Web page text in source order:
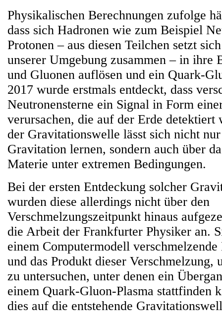
Physikalischen Berechnungen zufolge
dass sich Hadronen wie zum Beispiel
Protonen – aus diesen Teilchen setzt
unserer Umgebung zusammen – in ihre
und Gluonen auflösen und ein Quark-
2017 wurde erstmals entdeckt, dass
Neutronensterne ein Signal in Form
verursachen, die auf der Erde detektiert
der Gravitationswelle lässt sich nicht
Gravitation lernen, sondern auch über
Materie unter extremen Bedingungen.
Bei der ersten Entdeckung solcher
wurden diese allerdings nicht über den
Verschmelzungszeitpunkt hinaus
die Arbeit der Frankfurter Physiker an.
einem Computermodell verschmelzende
und das Produkt dieser Verschmelzung,
zu untersuchen, unter denen ein
einem Quark-Gluon-Plasma stattfinden
dies auf die entstehende